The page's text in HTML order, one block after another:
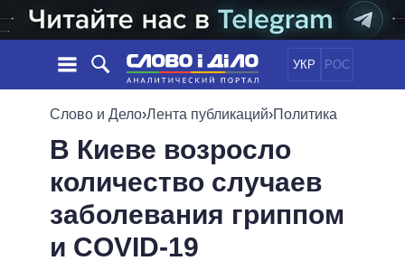
УКР РОС
НОВОСТИ
ЛЕНТА
СОБЫТИЯ
СТАТЬИ
ОБЗОРЫ
ПОЛИТИКА
ЭКОНОМИКА
ОБЩЕСТВО
МИР
ОБЕЩАНИЯ
ПОЛИТИКИ
ВСЕ ПОЛИТИКИ
ПРЕЗИДЕНТ И ОФИС
ИНФОГРАФИКА
Слово и Дело›Лента публикаций›Политика
В Киеве возросло
количество случаев
заболевания гриппом
и COVID-19